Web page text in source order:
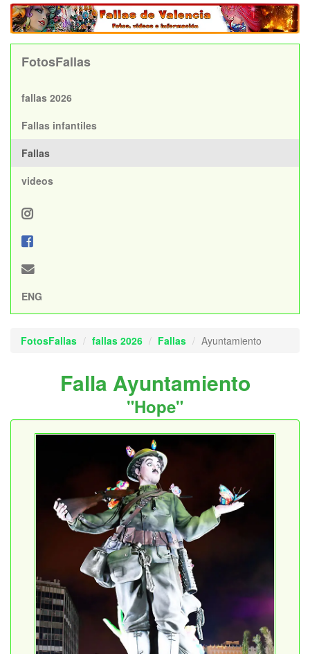
FotosFallas
fallas 2026
Fallas infantiles
Fallas
videos
ENG
FotosFallas fallas 2026 Fallas Ayuntamiento
Falla Ayuntamiento
"Hope"